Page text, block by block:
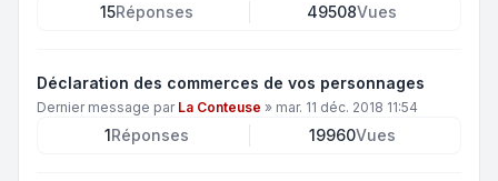
15Réponses 49508Vues
Déclaration des commerces de vos personnages
Dernier message par La Conteuse » mar. 11 déc. 2018 11:54
1Réponses 19960Vues